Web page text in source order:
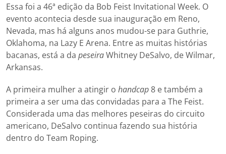
Essa foi a 46ª edição da Bob Feist Invitational Week. O
evento acontecia desde sua inauguração em Reno,
Nevada, mas há alguns anos mudou-se para Guthrie,
Oklahoma, na Lazy E Arena. Entre as muitas histórias
bacanas, está a da peseiraWhitney DeSalvo, de Wilmar,
Arkansas.
A primeira mulher a atingir o handcap8 e também a
primeira a ser uma das convidadas para a The Feist.
Considerada uma das melhores peseiras do circuito
americano, DeSalvo continua fazendo sua história
dentro do Team Roping.